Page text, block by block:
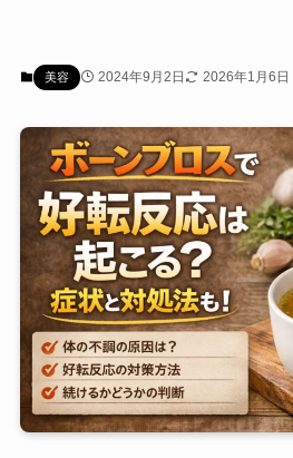
美容 2024年9月2日 2026年1月6日